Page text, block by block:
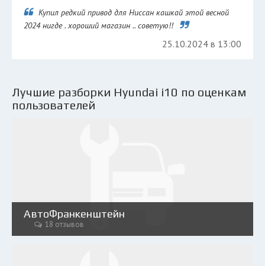
Купил редкий привод для Ниссан кашкай этой весной
2024 нигде . хороший магазин .. советую!!
25.10.2024 в 13:00
Лучшие разборки Hyundai i10 по оценкам
пользователей
АвтоФранкенштейн
18 отзывов